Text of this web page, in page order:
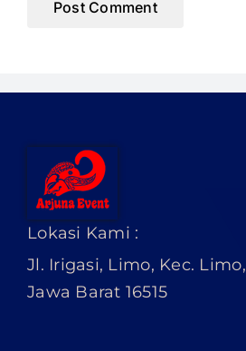
Lokasi Kami :
Jl. Irigasi, Limo, Kec.
Jawa Barat 16515